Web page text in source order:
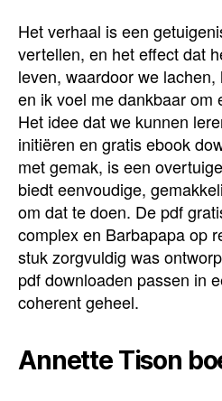
Het verhaal is een
vertellen, en het effect dat
leven, waardoor we
en ik voel me dankbaar om
Het idee dat we kunnen
initiëren en gratis ebook
met gemak, is een
biedt eenvoudige,
om dat te doen. De pdf
complex en Barbapapa op
stuk zorgvuldig was
pdf downloaden passen in
coherent geheel.
Annette Tison